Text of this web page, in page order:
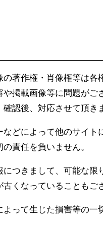
著作権・肖像権等は
掲載画像等に問題が
認後、対応させて頂き
どによって他のサイ
責任を負いません。
つきまして、可能な
くなっていることもご
って生じた損害等の一